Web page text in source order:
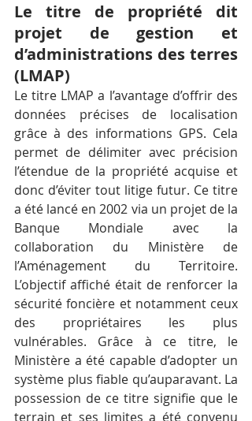
Le titre de propriété dit
projet de gestion et
d’administrations des terres
(LMAP)
Le titre LMAP a l’avantage d’offrir des
données précises de localisation
grâce à des informations GPS. Cela
permet de délimiter avec précision
l’étendue de la propriété acquise et
donc d’éviter tout litige futur. Ce titre
a été lancé en 2002 via un projet de la
Banque Mondiale avec la
collaboration du Ministère de
l’Aménagement du Territoire.
L’objectif affiché était de renforcer la
sécurité foncière et notamment ceux
des propriétaires les plus
vulnérables. Grâce à ce titre, le
Ministère a été capable d’adopter un
système plus fiable qu’auparavant. La
possession de ce titre signifie que le
terrain et ses limites a été convenu